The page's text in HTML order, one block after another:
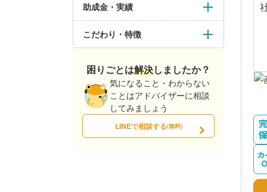
助成金・実績
こだわり・特徴
困りごとは解決しましたか？
気になること・わからない
ことはアドバイザーに相談
してみましょう
LINEで相談する(無料)